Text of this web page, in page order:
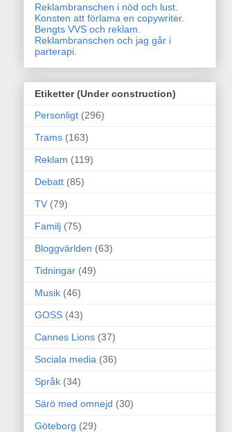
Reklambranschen i nöd och lust.
Konsten att förlama en copywriter.
Bengts VVS och reklam.
Reklambranschen och jag går i
parterapi.
Etiketter (Under construction)
Personligt (296)
Trams (163)
Reklam (119)
Debatt (85)
TV (79)
Familj (75)
Bloggvärlden (63)
Tidningar (49)
Musik (46)
GOSS (43)
Cannes Lions (37)
Sociala media (36)
Språk (34)
Särö med omnejd (30)
Göteborg (29)